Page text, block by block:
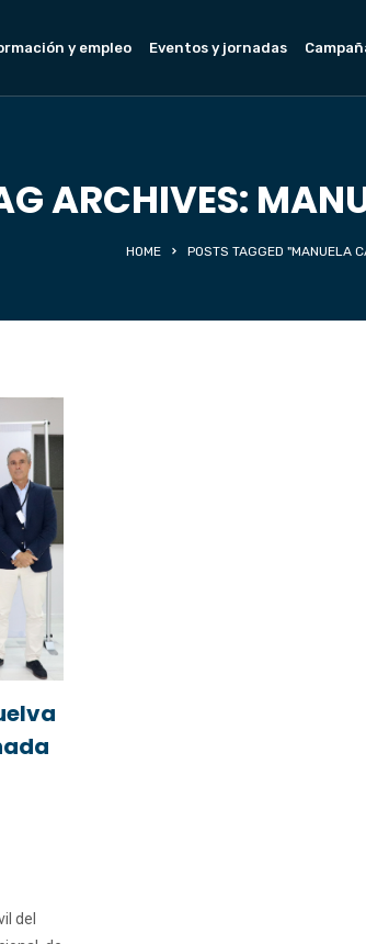
y empleo Eventos y jornadas
ARCHIVES:
HOME POSTS TAGGED "MANUELA
del